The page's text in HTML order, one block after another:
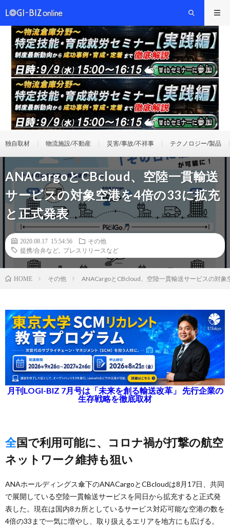
独自取材 物流施設/不動産 災害/事故/不祥事 テクノロジー/製品
ANACargoとCBcloud、空陸一貫輸送
サービスの対象空港を4倍の33に拡充
と正式発表
2020.08.17 15:54:56
その他
提携/合弁など
プレスリリースなど
HOME その他 ANACargoとCBcloud、空陸一貫輸送サービスの対
月刊LOGI-BIZ 7月号は「未来を創る輸送改革」 先行企業の
生存戦略を徹底取材
全国で利用可能に、コロナ禍が打撃の航空
ネットワーク維持も狙い
ANAホールディングス傘下のANACargoとCBcloudは8月17日、共同
で展開している空陸一貫輸送サービスを同日から拡充すると正式発
表した。現在は国内8カ所としているサービス対応可能な空港の数を
4倍の33まで一気に増やし、取り扱えるエリアを地方にも広げる。